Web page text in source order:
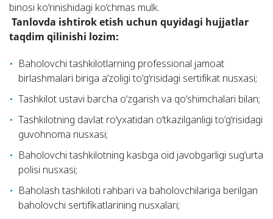
binosi ko‘rinishidagi ko‘chmas mulk.
Tanlovda ishtirok etish uchun quyidagi hujjatlar
taqdim qilinishi lozim:
Baholovchi tashkilotlarning professional jamoat
birlashmalari biriga a’zoligi to‘g‘risidagi sertifikat nusxasi;
Tashkilot ustavi barcha o‘zgarish va qo‘shimchalari bilan;
Tashkilotning davlat ro‘yxatidan o‘tkazilganligi to‘g‘risidagi
guvohnoma nusxasi;
Baholovchi tashkilotning kasbga oid javobgarligi sug‘urta
polisi nusxasi;
Baholash tashkiloti rahbari va baholovchilariga berilgan
baholovchi sertifikatlarining nusxalari;